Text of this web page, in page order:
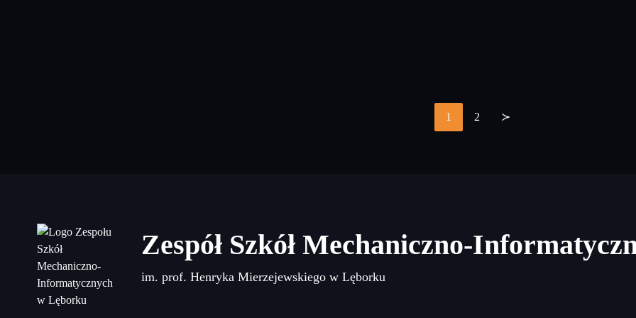
Stronicowanie
1 2 ≻
Zespół Szkół Mechaniczno-
im. prof. Henryka Mierzejewskiego w Lęborku